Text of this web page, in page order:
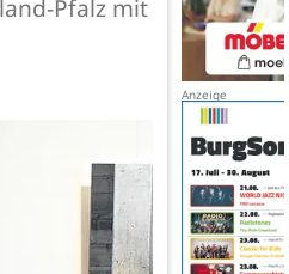
Pfalz mit